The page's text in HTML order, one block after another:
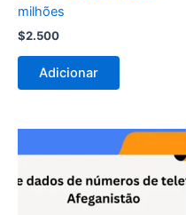
milhões
$2.500
Adicionar